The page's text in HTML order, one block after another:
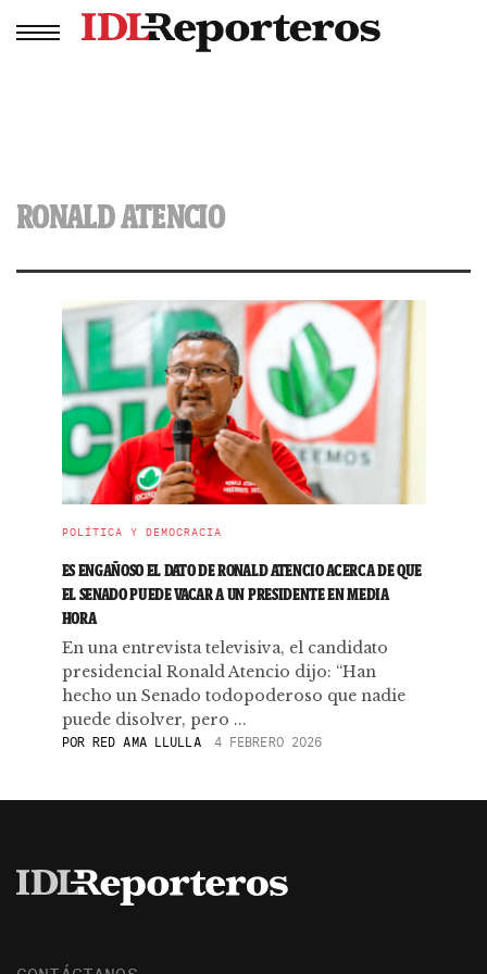
RONALD ATENCIO
POLÍTICA Y DEMOCRACIA
ES ENGAÑOSO EL DATO DE RONALD ATENCIO ACERCA DE QUE
EL SENADO PUEDE VACAR A UN PRESIDENTE EN MEDIA
HORA
En una entrevista televisiva, el candidato
presidencial Ronald Atencio dijo: “Han
hecho un Senado todopoderoso que nadie
puede disolver, pero ...
PORRED AMA LLULLA 4 FEBRERO 2026